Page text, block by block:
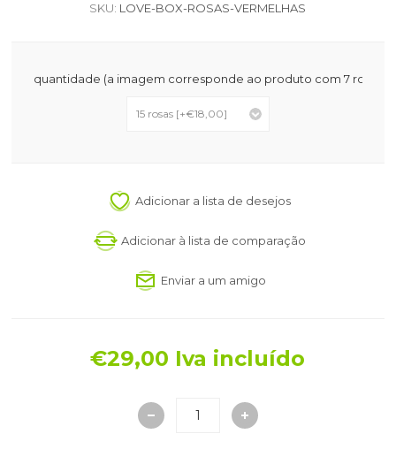
SKU: LOVE-BOX-ROSAS-VERMELHAS
quantidade (a imagem corresponde ao produto com 7 rosas)
Adicionar a lista de desejos
Adicionar à lista de comparação
Enviar a um amigo
€29,00 Iva incluído